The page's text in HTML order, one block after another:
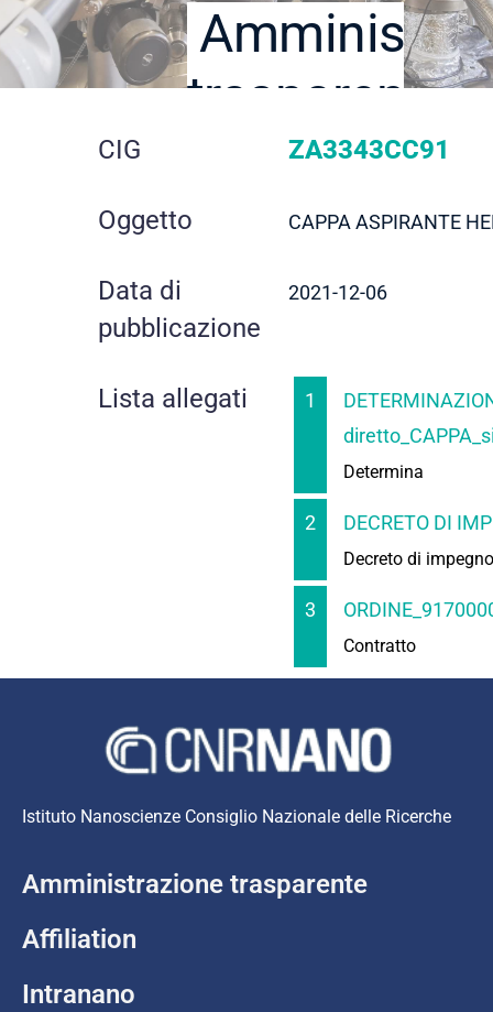
trasparente
dettaglio
gara
CIG ZA3343CC91
Oggetto CAPPA ASPIRANTE
Data di
pubblicazione
2021-12-06
Lista allegati 1
Determina
2 DECRETO DI
Decreto di impegno
3
Contratto
Istituto Nanoscienze Consiglio Nazionale delle Ricerche
Amministrazione trasparente
Affiliation
Intranano